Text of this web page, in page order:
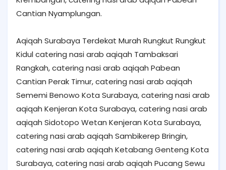
Cantian Nyamplungan.
Aqiqah Surabaya Terdekat Murah Rungkut Rungkut
Kidul catering nasi arab aqiqah Tambaksari
Rangkah, catering nasi arab aqiqah Pabean
Cantian Perak Timur, catering nasi arab aqiqah
Sememi Benowo Kota Surabaya, catering nasi arab
aqiqah Kenjeran Kota Surabaya, catering nasi arab
aqiqah Sidotopo Wetan Kenjeran Kota Surabaya,
catering nasi arab aqiqah Sambikerep Bringin,
catering nasi arab aqiqah Ketabang Genteng Kota
Surabaya, catering nasi arab aqiqah Pucang Sewu